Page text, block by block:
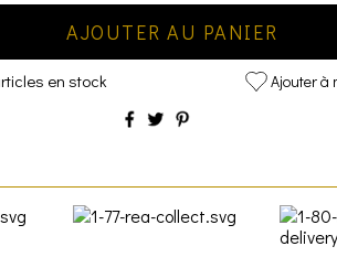
AJOUTER AU PANIER
en stock Ajouter à